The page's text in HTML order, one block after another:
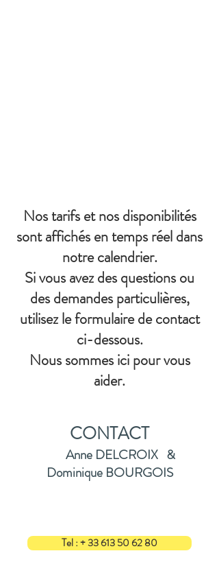
Nos tarifs et nos disponibilités
sont affichés en temps réel dans
notre calendrier.
Si vous avez des questions ou
des demandes particulières,
utilisez le formulaire de contact
ci-dessous.
Nous sommes ici pour vous
aider.
CONTACT
Anne DELCROIX &
Dominique BOURGOIS
Tel : + 33 613 50 62 80